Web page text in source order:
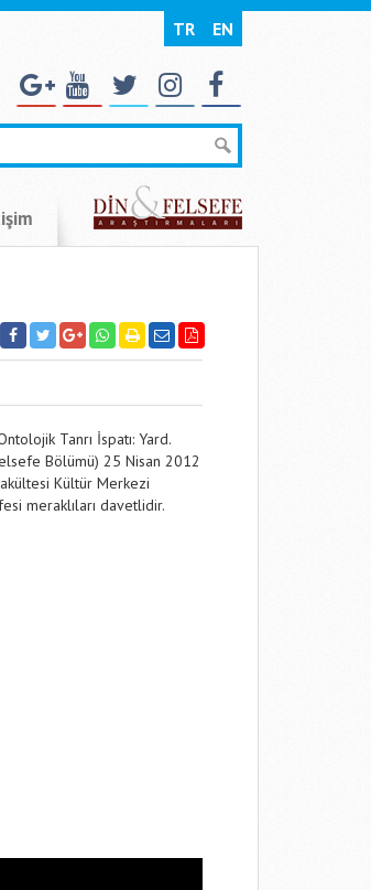
TR EN
Tanrı İspatı: Yard.
Bölümü) 25 Nisan 2012
Kültür Merkezi
meraklıları davetlidir.